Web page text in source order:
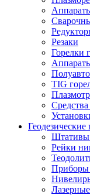
Резаки
Горелки
TIG
Штативы
Рейки
Приборы